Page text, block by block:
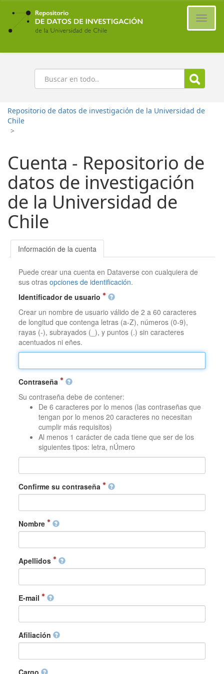
Ir
contenido
principal
Buscar
Repositorio de datos de investigación de la Universidad de
Chile
>
Cuenta - Repositorio de
datos de investigación
de la Universidad de
Chile
Información de la cuenta
Puede crear una cuenta en Dataverse con cualquiera de
sus otrasopciones de identificación.
Identificador de usuario
Crear un nombre de usuario válido de 2 a 60 caracteres
de longitud que contenga letras (a-Z), números (0-9),
rayas (-), subrayados (_), y puntos (.) sin caracteres
acentuados ni eñes.
Contraseña
Su contraseña debe de contener:
De 6 caracteres por lo menos (las contraseñas que
tengan por lo menos 20 caracteres no necesitan
cumplir más requisitos)
Al menos 1 carácter de cada tiene que ser de los
siguientes tipos: letra, nÚmero
Confirme su contraseña
Nombre
Apellidos
E-mail
Afiliación
Cargo